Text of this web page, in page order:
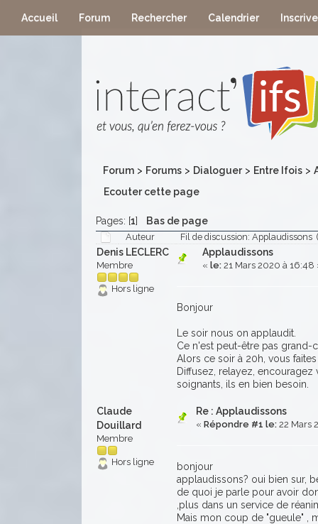
Accueil Forum Rechercher Calendrier
Forum > Forums > Dialoguer> Entre Ifois >
Ecouter cette page
Pages: [1] Bas de page
Auteur Fil de discussion: Applaudissons
Denis LECLERC
Membre
Hors ligne
Applaudissons
« le: 21 Mars 2020 à 16:48
Bonjour
Le soir nous on applaudit.
Ce n'est peut-être pas
Alors ce soir à 20h, vous
Diffusez, relayez,
soignants, ils en bien besoin.
Claude
Douillard
Membre
Hors ligne
Re : Applaudissons
« Répondre #1 le: 22 Mars
bonjour
applaudissons? oui bien sur,
de quoi je parle pour avoir
,plus dans un service de
Mais mon coup de "gueule" ,